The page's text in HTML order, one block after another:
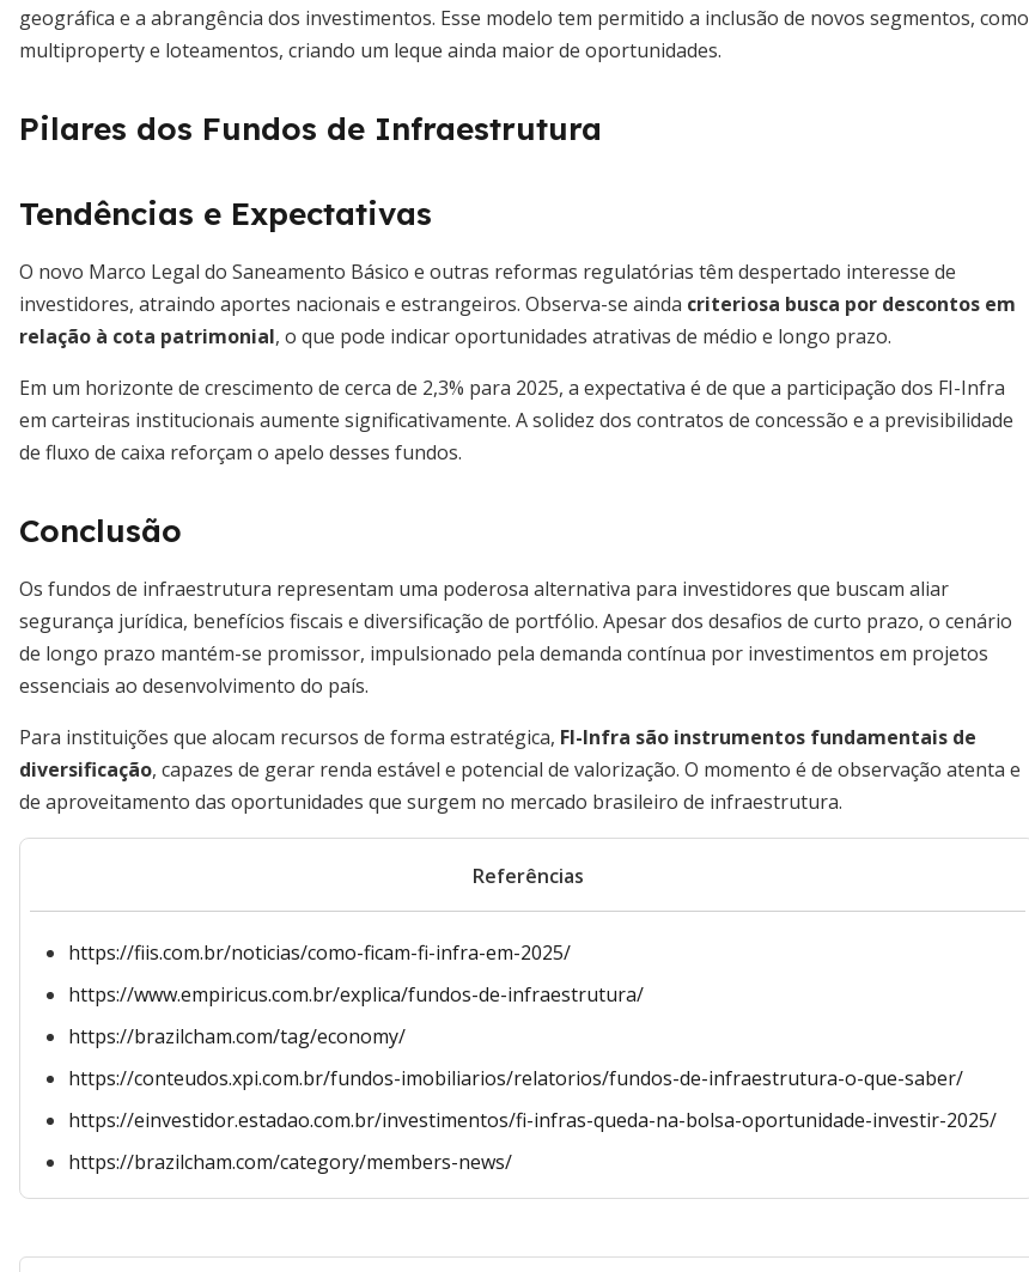
geográfica e a abrangência dos investimentos. Esse modelo tem permitido a inclusão de novos segmentos, como
multiproperty e loteamentos, criando um leque ainda maior de oportunidades.
Pilares dos Fundos de Infraestrutura
Tendências e Expectativas
O novo Marco Legal do Saneamento Básico e outras reformas regulatórias têm despertado interesse de
investidores, atraindo aportes nacionais e estrangeiros. Observa-se ainda criteriosa busca por descontos em
relação à cota patrimonial, o que pode indicar oportunidades atrativas de médio e longo prazo.
Em um horizonte de crescimento de cerca de 2,3% para 2025, a expectativa é de que a participação dos FI-Infra
em carteiras institucionais aumente significativamente. A solidez dos contratos de concessão e a previsibilidade
de fluxo de caixa reforçam o apelo desses fundos.
Conclusão
Os fundos de infraestrutura representam uma poderosa alternativa para investidores que buscam aliar
segurança jurídica, benefícios fiscais e diversificação de portfólio. Apesar dos desafios de curto prazo, o cenário
de longo prazo mantém-se promissor, impulsionado pela demanda contínua por investimentos em projetos
essenciais ao desenvolvimento do país.
Para instituições que alocam recursos de forma estratégica, FI-Infra são instrumentos fundamentais de
diversificação, capazes de gerar renda estável e potencial de valorização. O momento é de observação atenta e
de aproveitamento das oportunidades que surgem no mercado brasileiro de infraestrutura.
Referências
https://fiis.com.br/noticias/como-ficam-fi-infra-em-2025/
https://www.empiricus.com.br/explica/fundos-de-infraestrutura/
https://brazilcham.com/tag/economy/
https://conteudos.xpi.com.br/fundos-imobiliarios/relatorios/fundos-de-infraestrutura-o-que-saber/
https://einvestidor.estadao.com.br/investimentos/fi-infras-queda-na-bolsa-oportunidade-investir-2025/
https://brazilcham.com/category/members-news/